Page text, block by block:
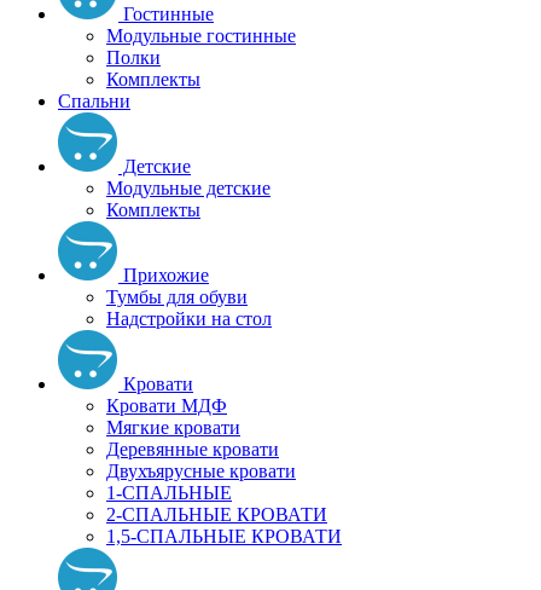
Гостинные
Модульные гостинные
Полки
Комплекты
Спальни
Детские
Модульные детские
Комплекты
Прихожие
Тумбы для обуви
Надстройки на стол
Кровати
Кровати МДФ
Мягкие кровати
Деревянные кровати
Двухъярусные кровати
1-СПАЛЬНЫЕ
2-СПАЛЬНЫЕ КРОВАТИ
1,5-СПАЛЬНЫЕ КРОВАТИ